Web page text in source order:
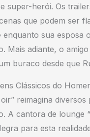
super-herói. Os
que podem ser
enquanto sua esposa
Mais adiante, o
buraco desde que
Clássicos do
reimagina
A cantora de lounge
para esta